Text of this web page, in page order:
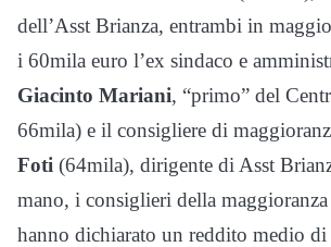
dell’Asst Brianza, entrambi in
i 60mila euro l’ex sindaco e
Giacinto Mariani, “primo” del
66mila) e il consigliere di
Foti (64mila), dirigente di Asst
mano, i consiglieri della
hanno dichiarato un reddito medio